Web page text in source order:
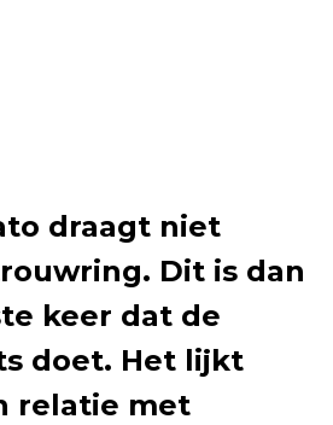
draagt niet
Dit is dan
keer dat de
doet. Het lijkt
relatie met